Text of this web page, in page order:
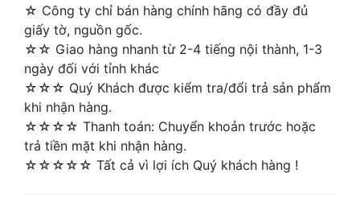
☆ Công ty chỉ bán hàng chính hãng có đầy đủ
giấy tờ, nguồn gốc.
☆☆ Giao hàng nhanh từ 2-4 tiếng nội thành, 1-3
ngày đối với tỉnh khác
☆☆☆ Quý Khách được kiểm tra/đổi trả sản phẩm
khi nhận hàng.
☆☆☆☆ Thanh toán: Chuyển khoản trước hoặc
trả tiền mặt khi nhận hàng.
☆☆☆☆☆ Tất cả vì lợi ích Quý khách hàng !